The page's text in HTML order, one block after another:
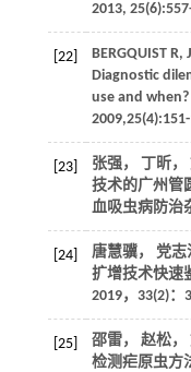
2013, 25
[22] BERGQUIST R,
Diagnostic
use and
2009,25(4):151-
[23]
张强， 丁昕
技术的广州管
血吸虫病防治
[24]
唐慧骥， 党
扩增技术快速
2019， 33(2)：
[25]
邵雷， 赵松
检测疟原虫方